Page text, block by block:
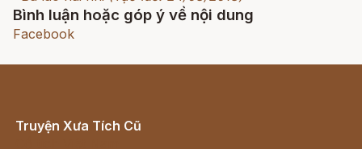
Bình luận hoặc góp ý về nội dung
Facebook
Truyện Xưa Tích Cũ